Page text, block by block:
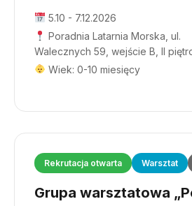
5.10 - 7.12.2026
Poradnia Latarnia Morska, ul.
Walecznych 59, wejście B, II
Wiek: 0-10 miesięcy
Rekrutacja otwarta Warsztat
Grupa warsztatowa